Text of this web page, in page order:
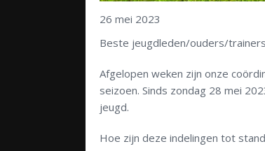
26 mei 2023
Beste jeugdleden/ouders/
Afgelopen weken zijn onze
seizoen. Sinds zondag 28 mei
jeugd.
Hoe zijn deze indelingen tot